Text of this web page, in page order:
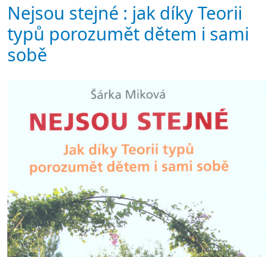
Nejsou stejné : jak díky Teorii
typů porozumět dětem i sami
sobě